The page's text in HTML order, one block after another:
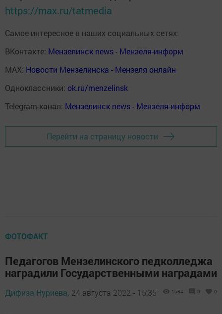
https://max.ru/tatmedia
Самое интересное в наших социальных сетях:
ВКонтакте: Мензелинск news - Мензеля-информ
MAX: Новости Мензелинска - Мензеля онлайн
Одноклассники: ok.ru/menzelinsk
Telegram-канал: Мензелинск news - Мензеля-информ
Перейти на страницу новости
ФОТОФАКТ
Педагогов Мензелинского педколледжа
наградили Государственными наградами
Дифиза Нуриева, 24 августа 2022 - 15:35 1584 0 0